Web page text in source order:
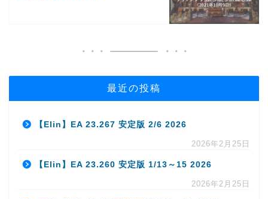
最近の投稿
【Elin】EA 23.267 安定版 2/6 2026
2026年2月25日
【Elin】EA 23.260 安定版 1/13～15 2026
2026年2月25日